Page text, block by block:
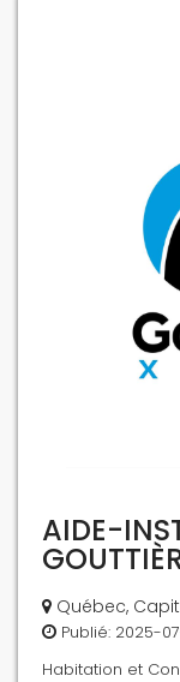
AIDE-
Québec,
Publié: 2025-
Habitation et